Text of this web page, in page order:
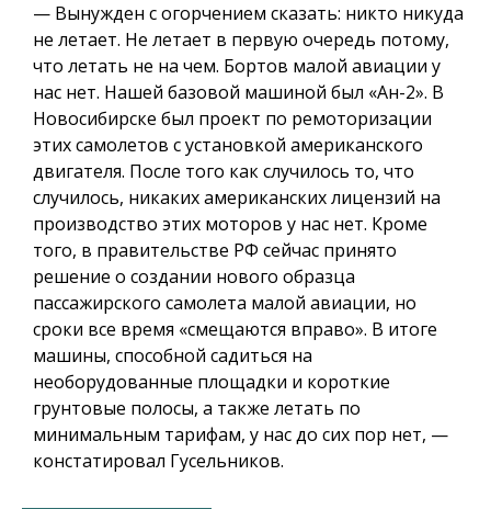
— Вынужден с огорчением сказать: никто никуда
не летает. Не летает в первую очередь потому,
что летать не на чем. Бортов малой авиации у
нас нет. Нашей базовой машиной был «Ан-2». В
Новосибирске был проект по ремоторизации
этих самолетов с установкой американского
двигателя. После того как случилось то, что
случилось, никаких американских лицензий на
производство этих моторов у нас нет. Кроме
того, в правительстве РФ сейчас принято
решение о создании нового образца
пассажирского самолета малой авиации, но
сроки все время «смещаются вправо». В итоге
машины, способной садиться на
необорудованные площадки и короткие
грунтовые полосы, а также летать по
минимальным тарифам, у нас до сих пор нет, —
констатировал Гусельников.